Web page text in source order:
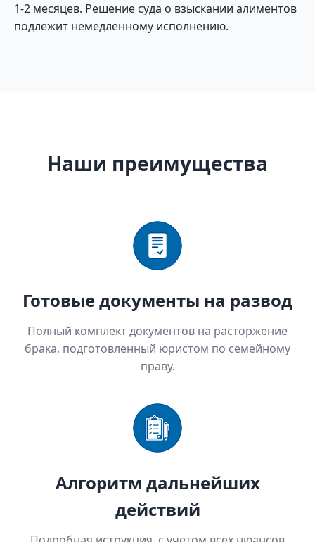
1-2 месяцев. Решение суда о взыскании алиментов
подлежит немедленному исполнению.
Наши преимущества
Готовые документы на развод
Полный комплект документов на расторжение
брака, подготовленный юристом по семейному
праву.
Алгоритм дальнейших
действий